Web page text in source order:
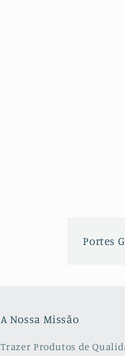
Portes
A Nossa Missão
Trazer Produtos de